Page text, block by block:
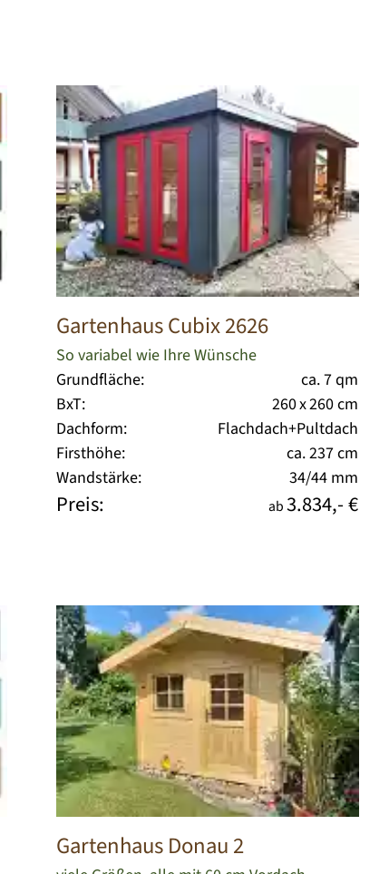
Gartenhaus Cubix 2626
So variabel wie Ihre Wünsche
Grundfläche:
ca. 7 qm
BxT:
260 x 260 cm
Dachform:
Flachdach+Pultdach
Firsthöhe:
ca. 237 cm
Wandstärke:
34/44 mm
Preis: ab3.834,- €
Gartenhaus Donau 2